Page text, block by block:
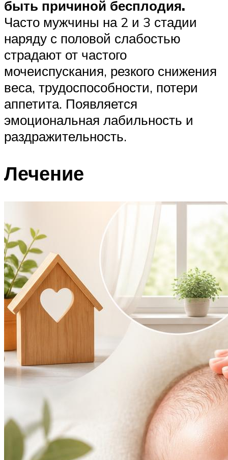
быть причиной бесплодия.
Часто мужчины на 2 и 3 стадии
наряду с половой слабостью
страдают от частого
мочеиспускания, резкого снижения
веса, трудоспособности, потери
аппетита. Появляется
эмоциональная лабильность и
раздражительность.
Лечение